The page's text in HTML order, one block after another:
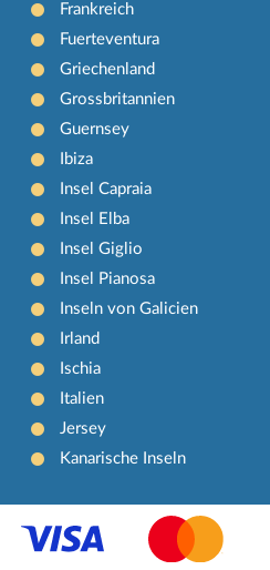
Frankreich
Fuerteventura
Griechenland
Grossbritannien
Guernsey
Ibiza
Insel Capraia
Insel Elba
Insel Giglio
Insel Pianosa
Inseln von Galicien
Irland
Ischia
Italien
Jersey
Kanarische Inseln